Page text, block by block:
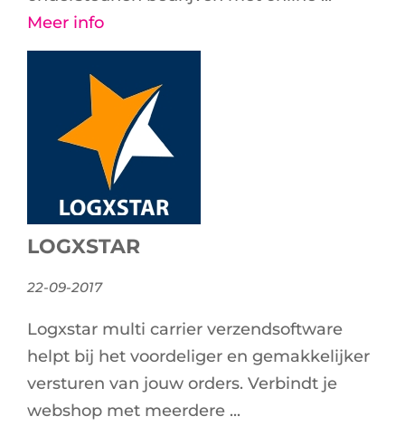
Meer info
LOGXSTAR
22-09-2017
Logxstar multi carrier verzendsoftware
helpt bij het voordeliger en gemakkelijker
versturen van jouw orders. Verbindt je
webshop met meerdere ...